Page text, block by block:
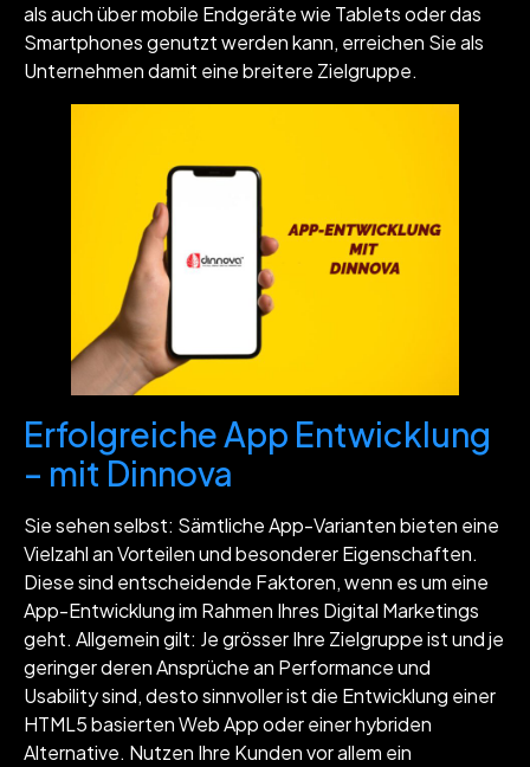
als auch über mobile Endgeräte wie Tablets oder das
Smartphones genutzt werden kann, erreichen Sie als
Unternehmen damit eine breitere Zielgruppe.
Erfolgreiche App Entwicklung
– mit Dinnova
Sie sehen selbst: Sämtliche App-Varianten bieten eine
Vielzahl an Vorteilen und besonderer Eigenschaften.
Diese sind entscheidende Faktoren, wenn es um eine
App-Entwicklung im Rahmen Ihres Digital Marketings
geht. Allgemein gilt: Je grösser Ihre Zielgruppe ist und je
geringer deren Ansprüche an Performance und
Usability sind, desto sinnvoller ist die Entwicklung einer
HTML5 basierten Web App oder einer hybriden
Alternative. Nutzen Ihre Kunden vor allem ein